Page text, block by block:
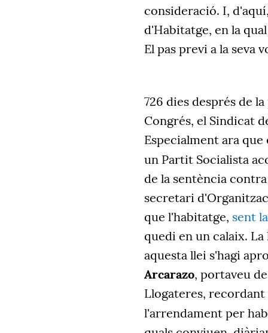
consideració. I,
d'Habitatge, en la
El pas previ a la seva
726 dies després de
Congrés, el Sindicat
Especialment ara
un Partit Socialista
de la sentència
secretari
que l'habitatge, sent
quedi en un calaix.
aquesta llei s'hagi
Arcarazo, portaveu
Llogateres,
l'arrendament per